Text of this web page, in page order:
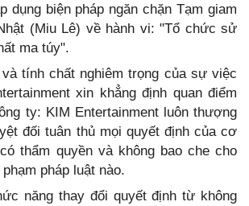
dụng biện pháp ngăn chặn Tạm giam
(Miu Lê) về hành vi: "Tổ chức sử
ma túy".
tính chất nghiêm trọng của sự việc
xin khẳng định quan điểm
ty: KIM Entertainment luôn thượng
đối tuân thủ mọi quyết định của cơ
thẩm quyền và không bao che cho
pháp luật nào.
năng thay đổi quyết định từ không